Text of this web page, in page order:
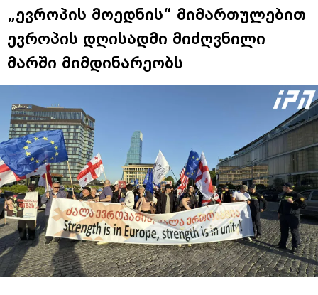
„ევროპის მოედნის“ მიმართულებით
ევროპის დღისადმი მიძღვნილი
მარში მიმდინარეობს